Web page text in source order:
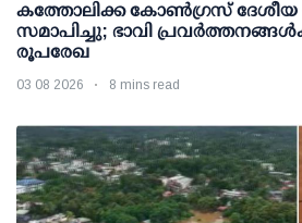
കത്തോലിക്ക കോൺഗ്രസ് ദേശീയ
സമാപിച്ചു; ഭാവി
രൂപരേഖ
03 08 2026 8 mins read